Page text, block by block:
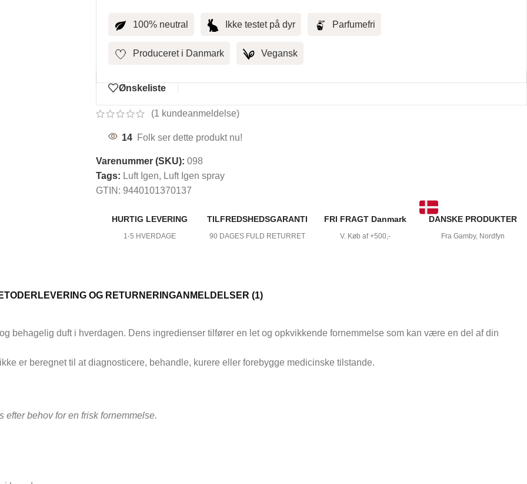
100% neutral Ikke testet på dyr Parfumefri
Produceret i Danmark Vegansk
Ønskeliste
(1 kundeanmeldelse)
14 Folk ser dette produkt nu!
Varenummer (SKU): 098
Tags: Luft Igen, Luft Igen spray
GTIN: 9440101370137
HURTIG LEVERING
1-5 HVERDAGE
TILFREDSHEDSGARANTI
90 DAGES FULD RETURRET
FRI FRAGT Danmark
V. Køb af +500,-
DANSKE PRODUKTER
Fra Gamby, Nordfyn
LEVERING OG RETURNERINGANMELDELSER (1)
behagelig duft i hverdagen. Dens ingredienser tilfører en let og opkvikkende fornemmelse som kan være en del af din
er beregnet til at diagnosticere, behandle, kurere eller forebygge medicinske tilstande.
behov for en frisk fornemmelse.